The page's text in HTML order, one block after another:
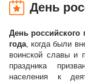
День
День российского
года, когда были
воинской славы и
праздника
населения к